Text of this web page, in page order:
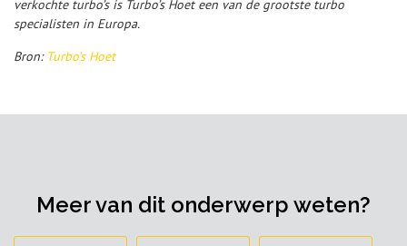
verkochte turbo’s is Turbo’s Hoet een van de grootste turbo
specialisten in Europa.
Bron: Turbo’s Hoet
Meer van dit onderwerp weten?